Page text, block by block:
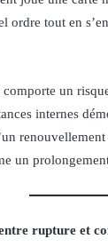
ordre tout en
un
internes
un
rupture et